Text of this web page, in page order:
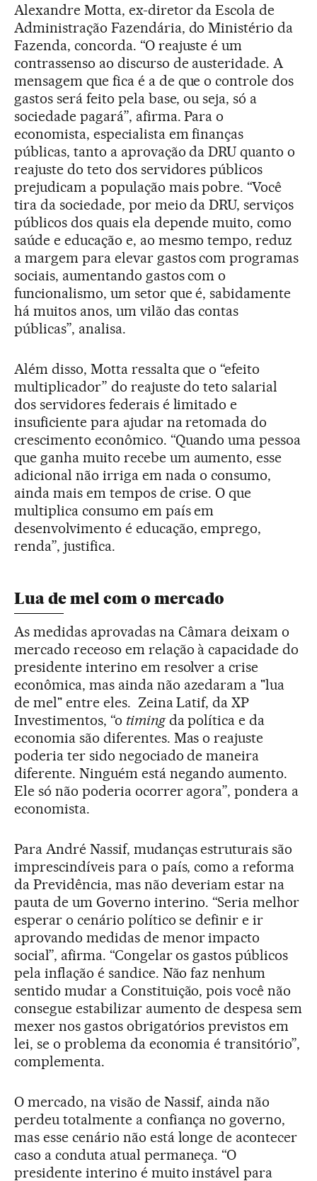
Alexandre Motta, ex-diretor da Escola de
Administração Fazendária, do Ministério da
Fazenda, concorda. “O reajuste é um
contrassenso ao discurso de austeridade. A
mensagem que fica é a de que o controle dos
gastos será feito pela base, ou seja, só a
sociedade pagará”, afirma. Para o
economista, especialista em finanças
públicas, tanto a aprovação da DRU quanto o
reajuste do teto dos servidores públicos
prejudicam a população mais pobre. “Você
tira da sociedade, por meio da DRU, serviços
públicos dos quais ela depende muito, como
saúde e educação e, ao mesmo tempo, reduz
a margem para elevar gastos com programas
sociais, aumentando gastos com o
funcionalismo, um setor que é, sabidamente
há muitos anos, um vilão das contas
públicas”, analisa.
Além disso, Motta ressalta que o “efeito
multiplicador” do reajuste do teto salarial
dos servidores federais é limitado e
insuficiente para ajudar na retomada do
crescimento econômico. “Quando uma pessoa
que ganha muito recebe um aumento, esse
adicional não irriga em nada o consumo,
ainda mais em tempos de crise. O que
multiplica consumo em país em
desenvolvimento é educação, emprego,
renda”, justifica.
Lua de mel com o mercado
As medidas aprovadas na Câmara deixam o
mercado receoso em relação à capacidade do
presidente interino em resolver a crise
econômica, mas ainda não azedaram a "lua
de mel" entre eles. Zeina Latif, da XP
Investimentos, “o timingda política e da
economia são diferentes. Mas o reajuste
poderia ter sido negociado de maneira
diferente. Ninguém está negando aumento.
Ele só não poderia ocorrer agora”, pondera a
economista.
Para André Nassif, mudanças estruturais são
imprescindíveis para o país, como a reforma
da Previdência, mas não deveriam estar na
pauta de um Governo interino. “Seria melhor
esperar o cenário político se definir e ir
aprovando medidas de menor impacto
social”, afirma. “Congelar os gastos públicos
pela inflação é sandice. Não faz nenhum
sentido mudar a Constituição, pois você não
consegue estabilizar aumento de despesa sem
mexer nos gastos obrigatórios previstos em
lei, se o problema da economia é transitório”,
complementa.
O mercado, na visão de Nassif, ainda não
perdeu totalmente a confiança no governo,
mas esse cenário não está longe de acontecer
caso a conduta atual permaneça. “O
presidente interino é muito instável para